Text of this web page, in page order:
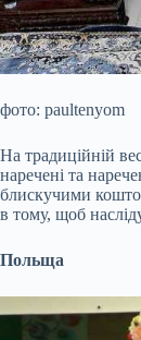
фото: paultenyom
На традиційній
наречені та
блискучими
в тому, щоб
Польща